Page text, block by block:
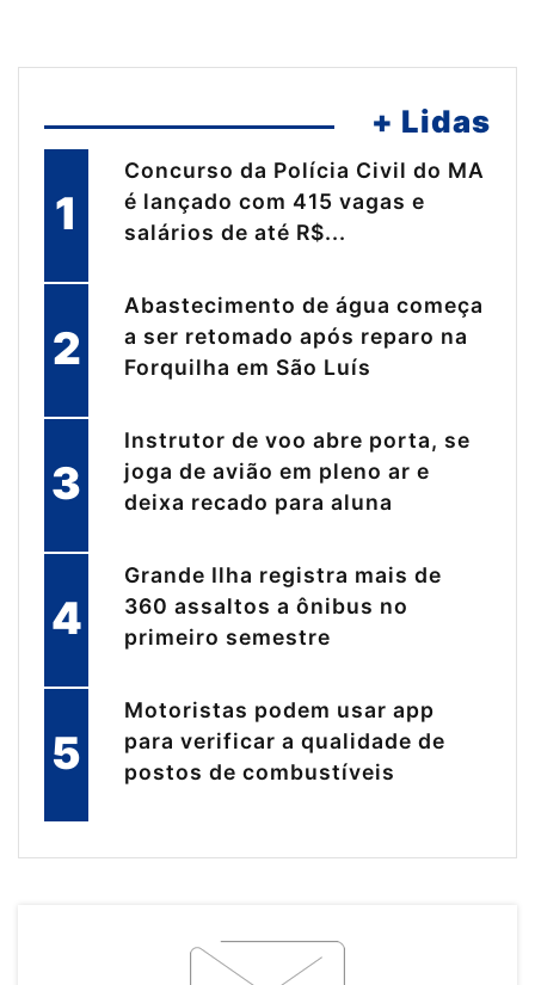
+ Lidas
1
Concurso da Polícia Civil do MA
é lançado com 415 vagas e
salários de até R$...
2
Abastecimento de água começa
a ser retomado após reparo na
Forquilha em São Luís
3
Instrutor de voo abre porta, se
joga de avião em pleno ar e
deixa recado para aluna
4
Grande Ilha registra mais de
360 assaltos a ônibus no
primeiro semestre
5
Motoristas podem usar app
para verificar a qualidade de
postos de combustíveis